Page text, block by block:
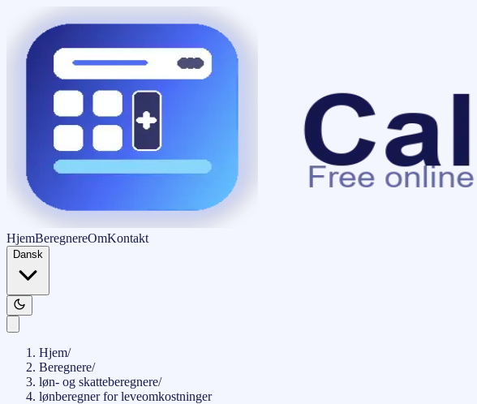
HjemBeregnereOmKontakt
Dansk
Hjem/
Beregnere/
løn- og skatteberegnere/
lønberegner for leveomkostninger